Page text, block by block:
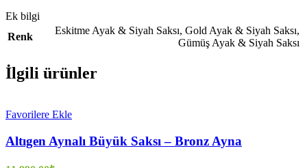
Ek bilgi
Renk
Eskitme Ayak & Siyah Saksı, Gold Ayak & Siyah Saksı,
Gümüş Ayak & Siyah Saksı
İlgili ürünler
Favorilere Ekle
Altıgen Aynalı Büyük Saksı – Bronz Ayna